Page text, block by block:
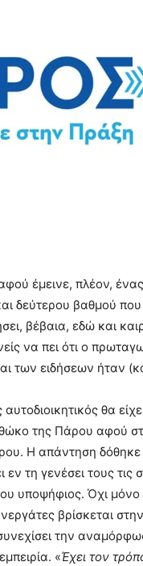
έμεινε, πλέον,
δεύτερου βαθμού
βέβαια, εδώ και
να πει ότι ο
των ειδήσεων ήταν
θα είχε
θώκο της Πάρου αφού
Η απάντηση
τη γενέσει τους τις
υποψήφιος. Όχι μόνο
βρίσκεται στην
την
«Έχει τον